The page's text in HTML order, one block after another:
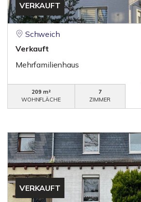
VERKAUFT
Schweich
Verkauft
Mehrfamilienhaus
209 m²
WOHNFLÄCHE
7
ZIMMER
VERKAUFT